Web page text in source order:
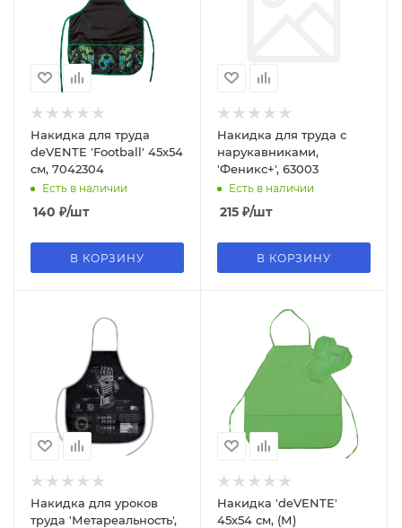
Накидка для труда
deVENTE 'Football' 45х54
см, 7042304
Есть в наличии
140 ₽/шт
В КОРЗИНУ
Накидка для труда с
нарукавниками,
'Феникс+', 63003
Есть в наличии
215 ₽/шт
В КОРЗИНУ
Накидка для уроков
труда 'Метареальность',
Накидка 'deVENTE'
45х54 см, (М)